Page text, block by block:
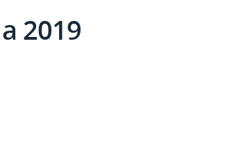
2019